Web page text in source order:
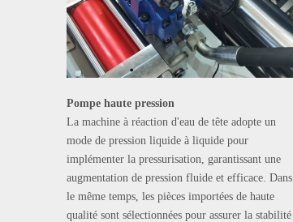
Pompe haute pression
La machine à réaction d'eau de tête adopte un
mode de pression liquide à liquide pour
implémenter la pressurisation, garantissant une
augmentation de pression fluide et efficace. Dans
le même temps, les pièces importées de haute
qualité sont sélectionnées pour assurer la stabilité